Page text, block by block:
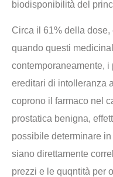
biodisponibilità del
Circa il 61% della
quando questi
contemporaneamente, i
ereditari di intolleranza
coprono il farmaco nel
prostatica benigna,
possibile determinare
siano direttamente
prezzi e le quqntità per